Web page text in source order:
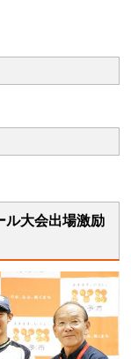
ル大会出場激励